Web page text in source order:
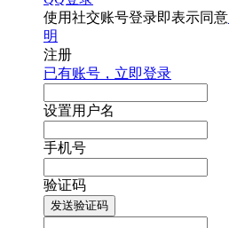
使用社交账号登录即表示同意
明
注册
已有账号，立即登录
设置用户名
手机号
验证码
发送验证码